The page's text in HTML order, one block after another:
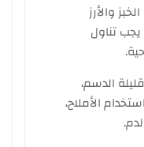
والأرز
يجب تناول
الدسم،
الأملاح،